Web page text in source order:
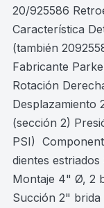
20/925586
Característica
(también
Fabricante
Rotación
Desplazamiento
(sección 2)
PSI)
dientes
Montaje 4" Ø, 2
Succión 2"